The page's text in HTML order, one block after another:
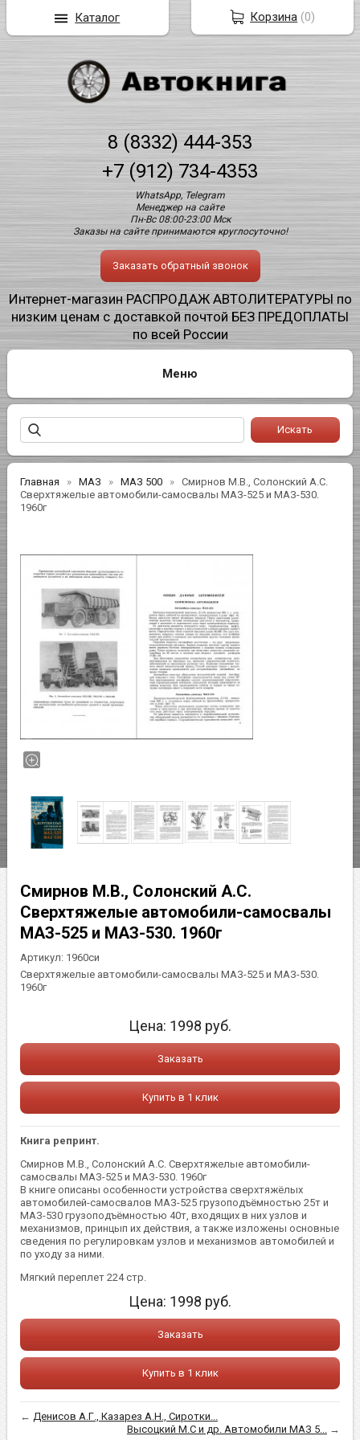
8 (8332) 444-353
+7 (912) 734-4353
WhatsApp, Telegram
Менеджер на сайте
Пн-Вс 08:00-23:00 Мск
Заказы на сайте принимаются круглосуточно!
Заказать обратный звонок
Интернет-магазин РАСПРОДАЖ АВТОЛИТЕРАТУРЫ по
низким ценам с доставкой почтой БЕЗ ПРЕДОПЛАТЫ
по всей России
Главная МАЗ МАЗ 500
Смирнов М.В., Солонский А.С.
Сверхтяжелые автомобили-самосвалы МАЗ-525 и МАЗ-530.
1960г
Смирнов М.В., Солонский А.С.
Сверхтяжелые автомобили-самосвалы
МАЗ-525 и МАЗ-530. 1960г
Артикул: 1960си
Сверхтяжелые автомобили-самосвалы МАЗ-525 и МАЗ-530.
1960г
Цена: 1998 руб.
Заказать
Купить в 1 клик
Книга репринт.
Смирнов М.В., Солонский А.С. Сверхтяжелые автомобили-
самосвалы МАЗ-525 и МАЗ-530. 1960г
В книге описаны особенности устройства сверхтяжёлых
автомобилей-самосвалов МАЗ-525 грузоподъёмностью 25т и
МАЗ-530 грузоподъёмностью 40т, входящих в них узлов и
механизмов, принцып их действия, а также изложены основные
сведения по регулировкам узлов и механизмов автомобилей и
по уходу за ними.
Мягкий переплет 224 стр.
Цена: 1998 руб.
Заказать
Купить в 1 клик
← Денисов А.Г., Казарез А.Н., Сиротки...
Высоцкий М.С и др. Автомобили МАЗ 5...
→
Корзина (0)
Каталог